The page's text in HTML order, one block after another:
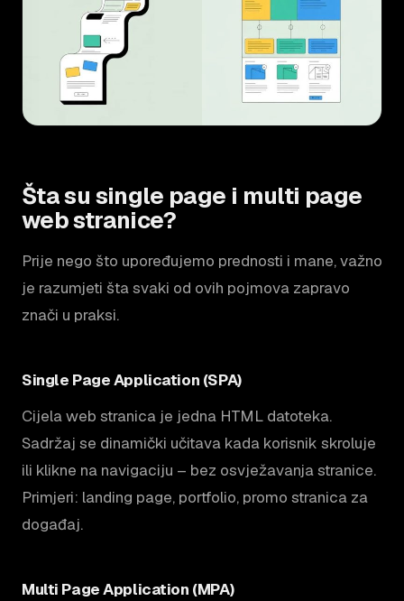
Šta su single page i multi page
web stranice?
Prije nego što upoređujemo prednosti i mane, važno
je razumjeti šta svaki od ovih pojmova zapravo
znači u praksi.
Single Page Application (SPA)
Cijela web stranica je jedna HTML datoteka.
Sadržaj se dinamički učitava kada korisnik skroluje
ili klikne na navigaciju – bez osvježavanja stranice.
Primjeri: landing page, portfolio, promo stranica za
događaj.
Multi Page Application (MPA)